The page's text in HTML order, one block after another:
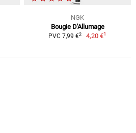
NGK
Bougie D'Allumage
PVC 7,99 €2 4,20 €1